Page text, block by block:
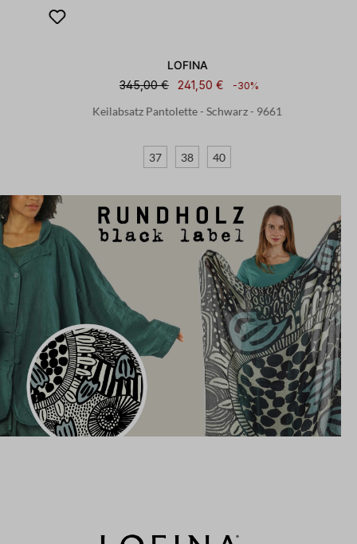
LOFINA
345,00 €
241,50 € -30%
Keilabsatz Pantolette - Schwarz - 9661